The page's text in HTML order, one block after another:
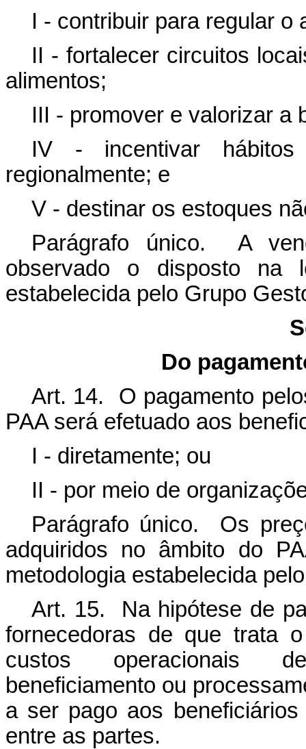
I - contribuir para regular o
II - fortalecer circuitos
alimentos;
III - promover e valorizar a
IV - incentivar hábitos
regionalmente; e
V - destinar os estoques
Parágrafo único. A
observado o disposto na
estabelecida pelo Grupo
Do
Art. 14. O pagamento
PAA será efetuado aos
I - diretamente; ou
II - por meio de
Parágrafo único. Os
adquiridos no âmbito do
metodologia estabelecida
Art. 15. Na hipótese de
fornecedoras de que trata
custos operacionais
beneficiamento ou
a ser pago aos
entre as partes.